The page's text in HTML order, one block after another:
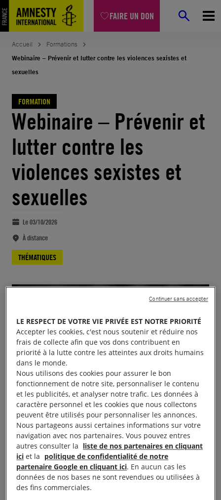
FAIRE UN DON
Aller
au
contenu
Accueil
Formations
Webinaire – Prévenir et lutter contre les violences sexistes et
sexuelles
FORMATION
Webinaire – Prévenir et
lutter contre les
violences sexistes et
sexuelles
Le 03/10/2026
À distance
THÉMATIQUES
LE RESPECT DE VOTRE VIE PRIVÉE EST NOTRE PRIORITÉ
Accepter les cookies, c'est nous soutenir et réduire nos
frais de collecte afin que vos dons contribuent en
priorité à la lutte contre les atteintes aux droits humains
dans le monde.
Nous utilisons des cookies pour assurer le bon
fonctionnement de notre site, personnaliser le contenu
et les publicités, et analyser notre trafic. Les données à
caractère personnel et les cookies que nous collectons
peuvent être utilisés pour personnaliser les annonces.
Nous partageons aussi certaines informations sur votre
navigation avec nos partenaires. Vous pouvez entres
autres consulter la liste de nos partenaires en cliquant
ici et la politique de confidentialité de notre
partenaire Google en cliquant ici. En aucun cas les
données de nos bases ne sont revendues ou utilisées à
des fins commerciales.
Continuer sans accepter